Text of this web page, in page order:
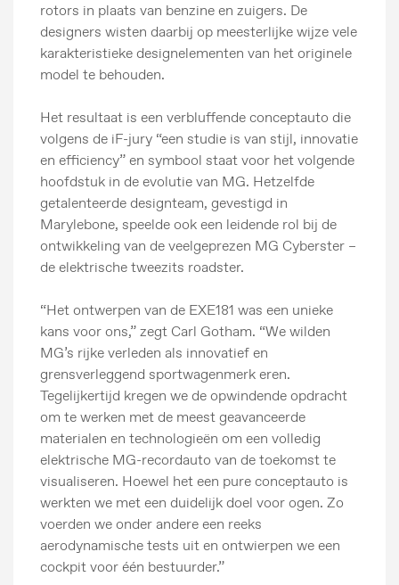
rotors in plaats van benzine en zuigers. De
designers wisten daarbij op meesterlijke wijze vele
karakteristieke designelementen van het originele
model te behouden.
Het resultaat is een verbluffende conceptauto die
volgens de iF-jury “een studie is van stijl, innovatie
en efficiency” en symbool staat voor het volgende
hoofdstuk in de evolutie van MG. Hetzelfde
getalenteerde designteam, gevestigd in
Marylebone, speelde ook een leidende rol bij de
ontwikkeling van de veelgeprezen MG Cyberster –
de elektrische tweezits roadster.
“Het ontwerpen van de EXE181 was een unieke
kans voor ons,” zegt Carl Gotham. “We wilden
MG’s rijke verleden als innovatief en
grensverleggend sportwagenmerk eren.
Tegelijkertijd kregen we de opwindende opdracht
om te werken met de meest geavanceerde
materialen en technologieën om een volledig
elektrische MG-recordauto van de toekomst te
visualiseren. Hoewel het een pure conceptauto is
werkten we met een duidelijk doel voor ogen. Zo
voerden we onder andere een reeks
aerodynamische tests uit en ontwierpen we een
cockpit voor één bestuurder.”